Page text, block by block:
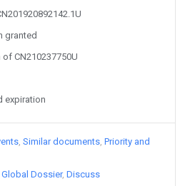
granted
CN210237750U
expiration
Similar documents Priority and
Global Dossier Discuss